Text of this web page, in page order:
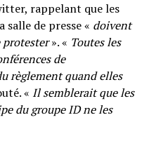
rappelant que les
salle de presse « doivent
protester». « Toutes les
de
règlement quand elles
« Il semblerait que les
du groupe ID ne les